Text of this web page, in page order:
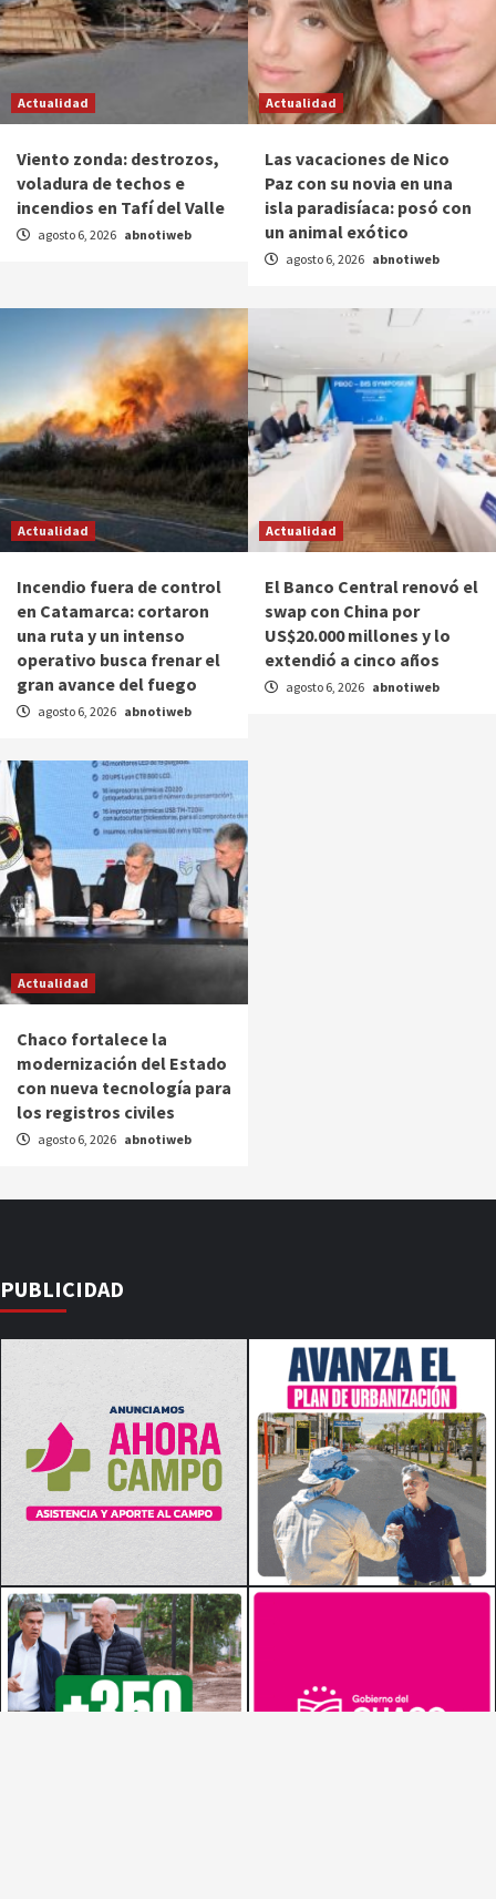
Actualidad
Viento zonda: destrozos,
voladura de techos e
incendios en Tafí del Valle
agosto 6, 2026 abnotiweb
Actualidad
Las vacaciones de Nico
Paz con su novia en una
isla paradisíaca: posó con
un animal exótico
agosto 6, 2026 abnotiweb
Actualidad
Incendio fuera de control
en Catamarca: cortaron
una ruta y un intenso
operativo busca frenar el
gran avance del fuego
agosto 6, 2026 abnotiweb
Actualidad
El Banco Central renovó el
swap con China por
US$20.000 millones y lo
extendió a cinco años
agosto 6, 2026 abnotiweb
Actualidad
Chaco fortalece la
modernización del Estado
con nueva tecnología para
los registros civiles
agosto 6, 2026 abnotiweb
PUBLICIDAD